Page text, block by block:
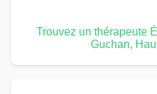
Trouvez un thérapeute
Guchan,